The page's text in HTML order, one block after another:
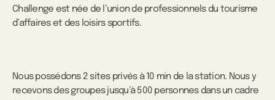
Challenge est née de l’union de professionnels du tourisme
d’affaires et des loisirs sportifs.
Nous possédons 2 sites privés à 10 min de la station. Nous y
recevons des groupes jusqu’à 500 personnes dans un cadre